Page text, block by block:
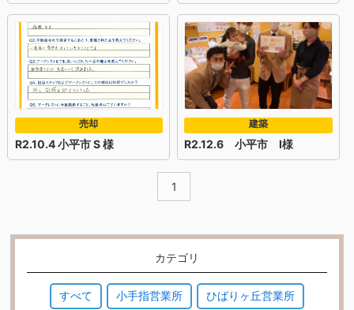
売却
R2.10.4 小平市 S 様
建築
R2.12.6 小平市 I様
1
カテゴリ
すべて 小手指営業所 ひばりヶ丘営業所